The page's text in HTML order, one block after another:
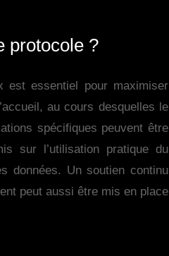
protocole ?
est essentiel pour maximiser
au cours desquelles le
spécifiques peuvent être
sur l’utilisation pratique du
données. Un soutien continu
peut aussi être mis en place